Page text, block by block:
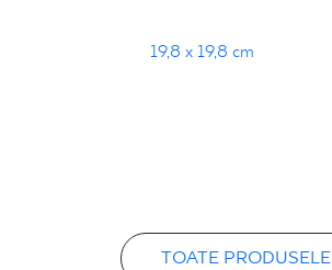
19,8 x 19,8 cm
TOATE PRODUSELE